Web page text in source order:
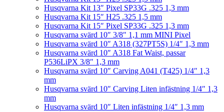
Husqvarna Kit 13″ Pixel SP33G .325 1,3 mm
Husqvarna Kit 15″ H25 .325 1,5 mm
Husqvarna Kit 15″ Pixel SP33G .325 1,3 mm
Husqvarna svärd 10″ 3/8″ 1,1 mm MINI Pixel
Husqvarna svärd 10″ A318 (327PT5S) 1/4″ 1,3 mm
Husqvarna svärd 10″ A318 Fat Waist, passar
P536LiPX 3/8″ 1,3 mm
Husqvarna svärd 10″ Carving A041 (T425) 1/4″ 1,3
mm
Husqvarna svärd 10″ Carving Liten infästning 1/4″ 1,3
mm
Husqvarna svärd 10″ Liten infästning 1/4″ 1,3 mm